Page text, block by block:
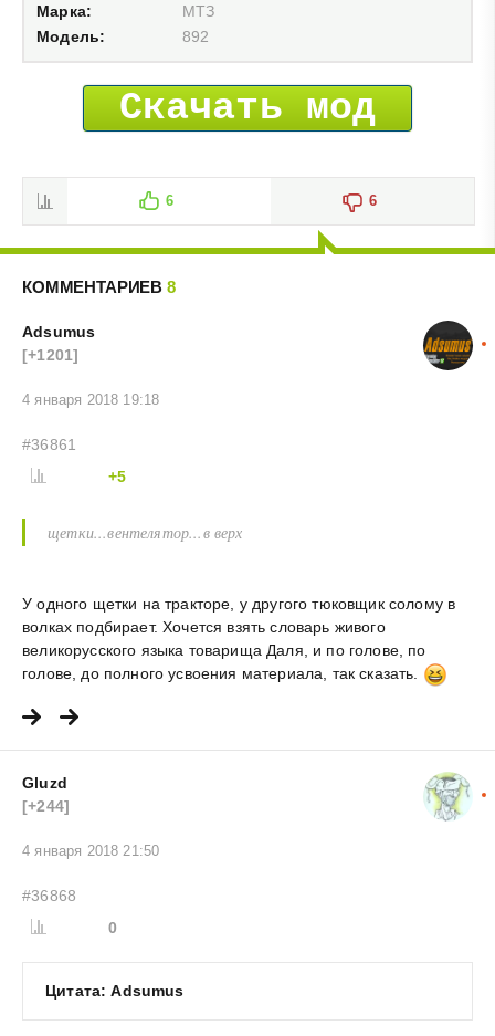
Марка:
МТЗ
Модель:
892
Скачать мод
6 6
КОММЕНТАРИЕВ 8
Adsumus
[+1201]
4 января 2018 19:18
#36861
+5
щетки...вентелятор...в верх
У одного щетки на тракторе, у другого тюковщик солому в
волках подбирает. Хочется взять словарь живого
великорусского языка товарища Даля, и по голове, по
голове, до полного усвоения материала, так сказать.
Gluzd
[+244]
4 января 2018 21:50
#36868
0
Цитата: Adsumus